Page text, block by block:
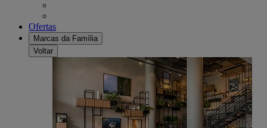
Ofertas
Marcas da Família
Voltar